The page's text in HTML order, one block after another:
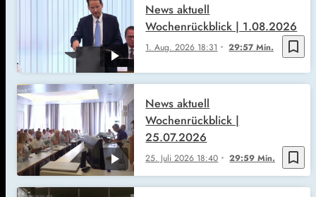
bookmark_border
1. Aug. 2026 18:31 29:57 Min.
News aktuell
Wochenrückblick | 1.08.2026
bookmark_border
25. Juli 2026 18:40 29:59 Min.
News aktuell
Wochenrückblick |
25.07.2026